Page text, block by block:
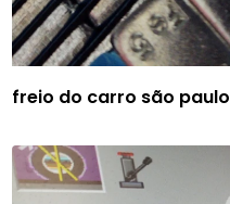
freio do carro são paulo